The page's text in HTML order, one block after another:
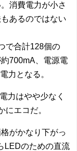
消費電力が小さ
あるのではない
で合計128個の
700mA、電源電
力となる。
力はやや少なく
エコだ。
がかなり下がっ
LEDのための直流